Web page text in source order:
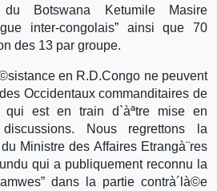
du Botswana Ketumile Masire
inter-congolais” ainsi que 70
des 13 par groupe.
en R.D.Congo ne peuvent
Occidentaux commanditaires de
qui est en train d`àªtre mise en
Nous regrettons la
Ministre des Affaires Etrangà¨res
qui a publiquement reconnu la
dans la partie contrà´là©e